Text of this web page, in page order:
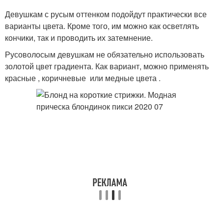
Девушкам с русым оттенком подойдут практически все
варианты цвета. Кроме того, им можно как осветлять
кончики, так и проводить их затемнение.
Русоволосым девушкам не обязательно использовать
золотой цвет градиента. Как вариант, можно применять
красные , коричневые или медные цвета .